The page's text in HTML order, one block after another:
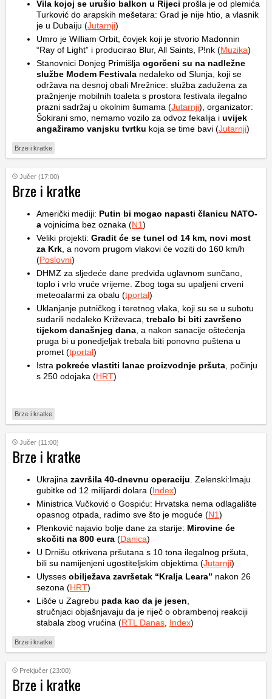
Vila kojoj se urušio balkon u Rijeci prošla je od plemića
Turković do arapskih mešetara: Grad je nije htio, a vlasnik
je u Dubaiju (Jutarnji)
Umro je William Orbit, čovjek koji je stvorio Madonnin
“Ray of Light” i producirao Blur, All Saints, P!nk (Muzika)
Stanovnici Donjeg Primišlja ogorčeni su na nadležne
službe Modem Festivala nedaleko od Slunja, koji se
održava na desnoj obali Mrežnice: služba zadužena za
pražnjenje mobilnih toaleta s prostora festivala ilegalno
prazni sadržaj u okolnim šumama (Jutarnji), organizator:
Šokirani smo, nemamo vozilo za odvoz fekalija i uvijek
angažiramo vanjsku tvrtku koja se time bavi (Jutarnji)
Brze i kratke
Jučer (17:00)
Brze i kratke
Američki mediji: Putin bi mogao napasti članicu NATO-
a vojnicima bez oznaka (N1)
Veliki projekti: Gradit će se tunel od 14 km, novi most
za Krk , a novom prugom vlakovi će voziti do 160 km/h
(Poslovni)
DHMZ za sljedeće dane predviđa uglavnom sunčano,
toplo i vrlo vruće vrijeme. Zbog toga su upaljeni crveni
meteoalarmi za obalu (tportal)
Uklanjanje putničkog i teretnog vlaka, koji su se u subotu
sudarili nedaleko Križevaca, trebalo bi biti završeno
tijekom današnjeg dana , a nakon sanacije oštećenja
pruga bi u ponedjeljak trebala biti ponovno puštena u
promet (tportal)
Istra pokreće vlastiti lanac proizvodnje pršuta , počinju
s 250 odojaka (HRT)
Brze i kratke
Jučer (11:00)
Brze i kratke
Ukrajina završila 40-dnevnu operaciju . Zelenski:Imaju
gubitke od 12 milijardi dolara (Index)
Ministrica Vučković o Gospiću: Hrvatska nema odlagalište
opasnog otpada, radimo sve što je moguće (N1)
Plenković najavio bolje dane za starije: Mirovine će
skočiti na 800 eura (Danica)
U Drnišu otkrivena pršutana s 10 tona ilegalnog pršuta,
bili su namijenjeni ugostiteljskim objektima (Jutarnji)
Ulysses obilježava završetak “Kralja Leara” nakon 26
sezona (HRT)
Lišće u Zagrebu pada kao da je jesen
stručnjaci objašnjavaju da je riječ o obrambenoj reakciji
stabala zbog vrućina (RTL Danas Index)
Brze i kratke
Prekjučer (23:00)
Brze i kratke